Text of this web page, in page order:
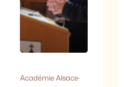
d’œuvre la
restauration ou la
construction de
plusieurs dizaines
d’instruments en
Académie Alsace·